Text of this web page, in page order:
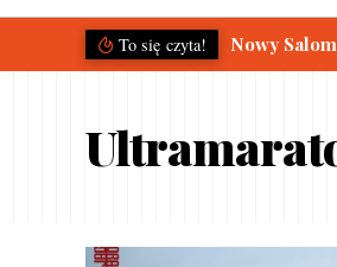
To się czyta! Nowy